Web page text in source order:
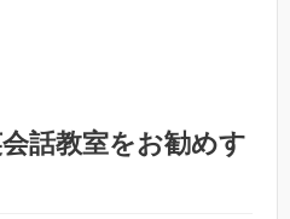
話教室をお勧めす